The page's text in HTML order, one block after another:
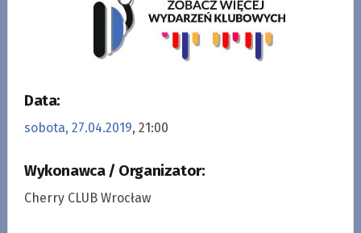
Data:
sobota, 27.04.2019, 21:00
Wykonawca / Organizator:
Cherry CLUB Wrocław